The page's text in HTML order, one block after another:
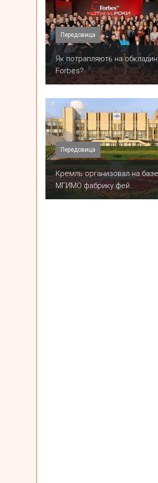
Передовица
​Як потрапляють на
Forbes?
Передовица
Кремль организовал на базе
МГИМО фабрику фей...